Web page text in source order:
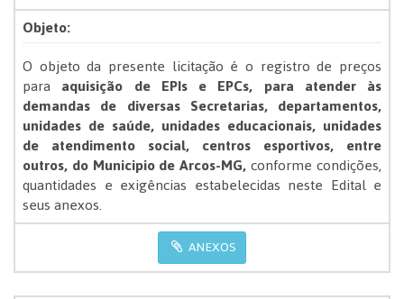
Objeto:
O objeto da presente licitação é o registro de preços
para aquisição de EPIs e EPCs, para atender às
demandas de diversas Secretarias, departamentos,
unidades de saúde, unidades educacionais, unidades
de atendimento social, centros esportivos, entre
outros, do Municipio de Arcos-MG,conforme condições,
quantidades e exigências estabelecidas neste Edital e
seus anexos.
ANEXOS